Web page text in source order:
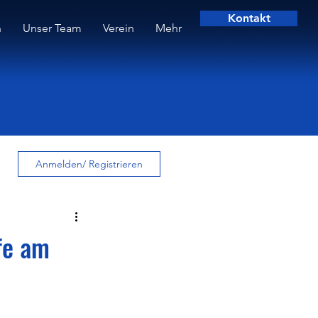
Unser Team Verein Mehr
Kontakt
Anmelden/ Registrieren
am